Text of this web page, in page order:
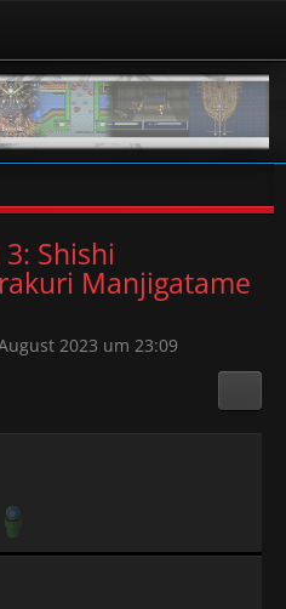
Shishi
Manjigatame
2023 um 23:09